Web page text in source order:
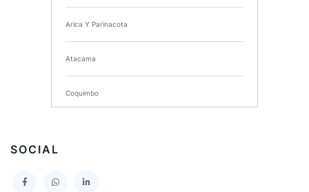
INSTITUTO NACIONAL DE DEPORTES DE CHILE
SERVICIO DE SALUD DEL MAULE HOSPITAL DE
TALCA
I MUNICIPALIDAD DE PROVIDENCIA
SERVICIO DE SALUD TALCAHUANO HOSPITAL DE
Arica Y Parinacota
Atacama
Coquimbo
SOCIAL